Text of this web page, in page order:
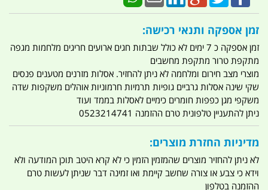
זמן אספקה ותנאי רכישה:
זמן אספקה כ 7 ימים לא כולל שבתות חגים ארועים חריגים מלחמות מגפה
מתקפת טרור מתקפת מחשבים
מוצרי מצב חירום ומלחמה לא ניתן להחזיר. אסלות מזרנים מטענים פנסים
שקי שינה אסלות גרביים גופיות תרמיות חרמוניות אוהלים משקפות שדה
משקפי מגן כפפות חומרים כימיים לאסלות בממד ועוד
ניתן להתעניין טלפונית טרם ההזמנה 0523214741
מדיניות החזרת מוצרים:
לא ניתן להחזיר מוצרים שהמזמין הזמין כי לא קרא היטב תוכן המודעה ולא
וידא כי צבע או צורה שחשב קיימת ואו זמינה דבר שניתן לעשות טרם
ההזמנה בטלפון